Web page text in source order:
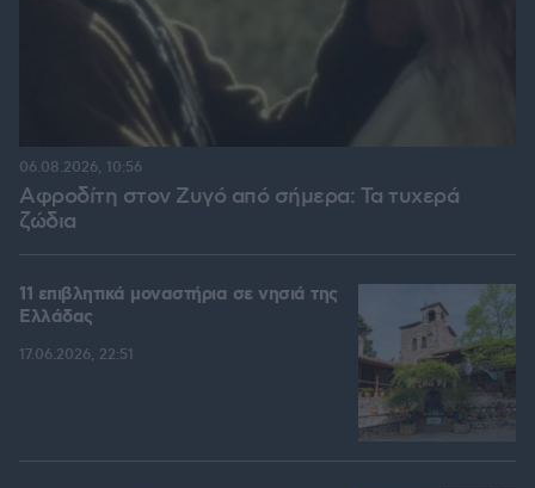
Αφροδίτη στον Ζυγό από σήμερα: Τα τυχερά
ζώδια
06.08.2026, 10:56
11 επιβλητικά μοναστήρια σε νησιά της
Ελλάδας
17.06.2026, 22:51